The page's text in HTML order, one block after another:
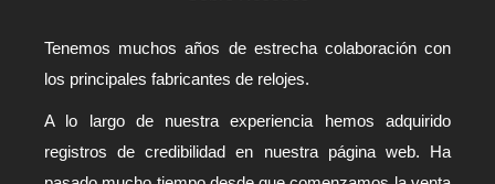
Tenemos muchos años de estrecha colaboración con
los principales fabricantes de relojes.
A lo largo de nuestra experiencia hemos adquirido
registros de credibilidad en nuestra página web. Ha